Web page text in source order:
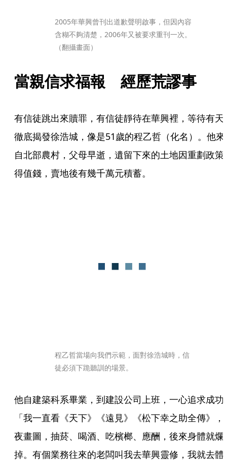
2005年華興曾刊出道歉聲明啟事，但因內容
含糊不夠清楚，2006年又被要求重刊一次。
（翻攝畫面）
當親信求福報　經歷荒謬事
有信徒跳出來贖罪，有信徒靜待在華興裡，等待有天
徹底揭發徐浩城，像是51歲的程乙哲（化名）。他來
自北部農村，父母早逝，遺留下來的土地因重劃政策
得值錢，賣地後有幾千萬元積蓄。
程乙哲當場向我們示範，面對徐浩城時，信
徒必須下跪聽訓的場景。
他自建築科系畢業，到建設公司上班，一心追求成功
「我一直看《天下》《遠見》《松下幸之助全傳》，
夜畫圖，抽菸、喝酒、吃檳榔、應酬，後來身體就爛
掉。有個業務往來的老闆叫我去華興靈修，我就去體